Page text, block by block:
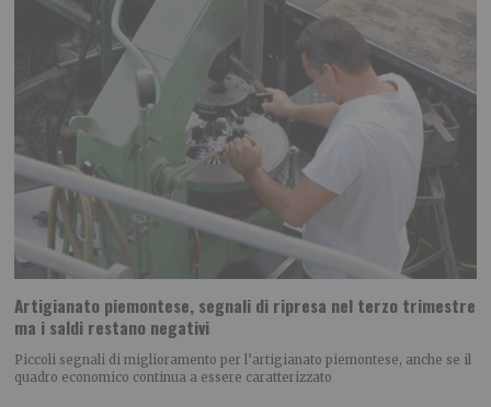
Artigianato piemontese, segnali di ripresa nel terzo trimestre
ma i saldi restano negativi
Piccoli segnali di miglioramento per l’artigianato piemontese, anche se il
quadro economico continua a essere caratterizzato